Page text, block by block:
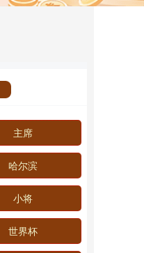
主席
哈尔滨
小将
世界杯